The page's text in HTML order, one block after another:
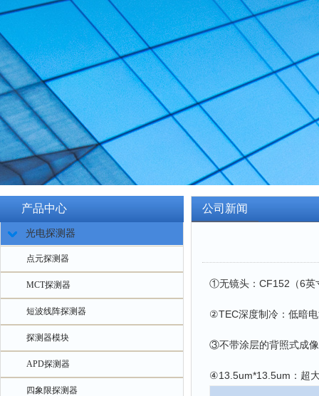
产品中心
光电探测器
点元探测器
MCT探测器
短波线阵探测器
探测器模块
APD探测器
四象限探测器
公司新闻
①无镜头：CF152（6英
②TEC深度制冷：低暗
③不带涂层的背照式成
④13.5um*13.5um：超